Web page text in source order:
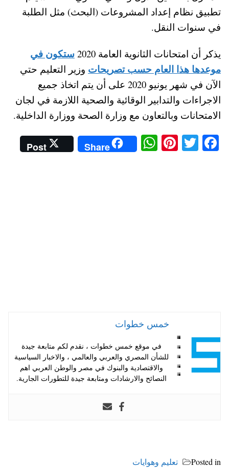
تطبيق نظام إعداد المشروعات (البحث) مثل الطلبة
في سنوات النقل.
يذكر أن امتحانات الثانوية العامة 2020
ستكون في
موعدها هذا العام حسب تصريحات وزير التعليم حتي
الآن في شهر يونيو 2020 على أن يتم اتخاذ جميع
الاجراءات والتدابير الوقائية والصحية اللازمة في لجان
الامتحانات وبالتعاون مع وزارة الصحة ووزارة الداخلية.
Fa
T
Pi
W
ha
Share
Post
خمس خطوات
في موقع خمس خطوات ، نقدم لكم متابعة جيدة
للشأن المصري والعربي والعالمي ، والاخبار السياسية
والاقتصادية والبنوك في مصر والوطن العربي اهم
النصائح والارشادات ومتابعة جيدة للتطورات الجارية.
Posted in تعليم وهوايات